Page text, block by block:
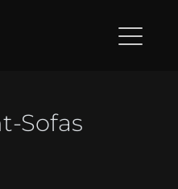
Sofas